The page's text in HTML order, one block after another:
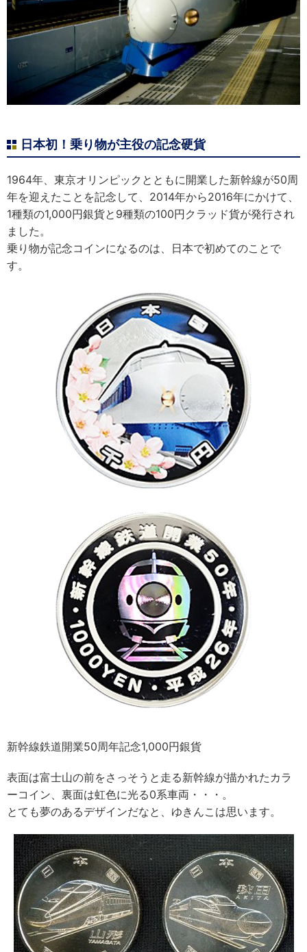
日本初！乗り物が主役の記念硬貨
1964年、東京オリンピックとともに開業した新幹線が50周
年を迎えたことを記念して、2014年から2016年にかけて、
1種類の1,000円銀貨と9種類の100円クラッド貨が発行され
ました。
乗り物が記念コインになるのは、日本で初めてのことで
す。
新幹線鉄道開業50周年記念1,000円銀貨
表面は富士山の前をさっそうと走る新幹線が描かれたカラ
ーコイン、裏面は虹色に光る0系車両・・・。
とても夢のあるデザインだなと、ゆきんこは思います。